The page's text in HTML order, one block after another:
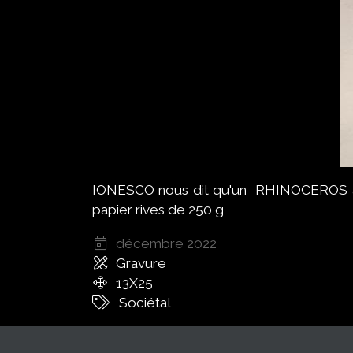
IONESCO nous dit qu'un
papier rives de 250 g
décembre 2022
Gravure
13X25
Sociétal